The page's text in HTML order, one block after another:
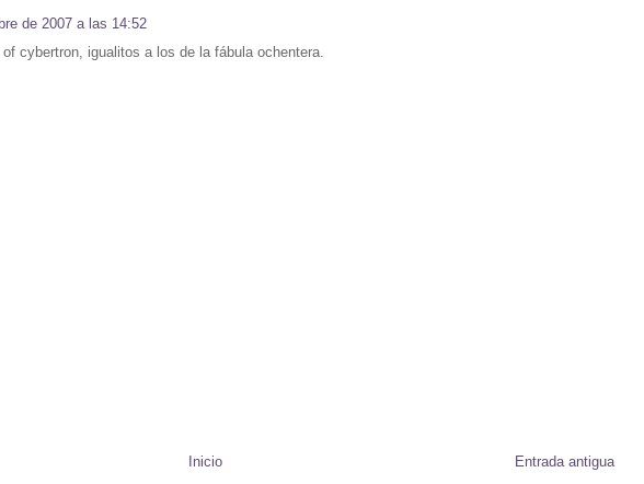
de 2007 a las 14:52
cybertron, igualitos a los de la fábula ochentera.
Entrada antigua
Inicio